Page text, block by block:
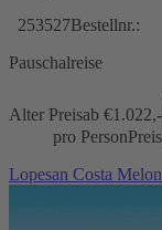
253527Bestellnr.:
Pauschalreise
Alter Preisab €1.022,-
pro Person
Lopesan Costa